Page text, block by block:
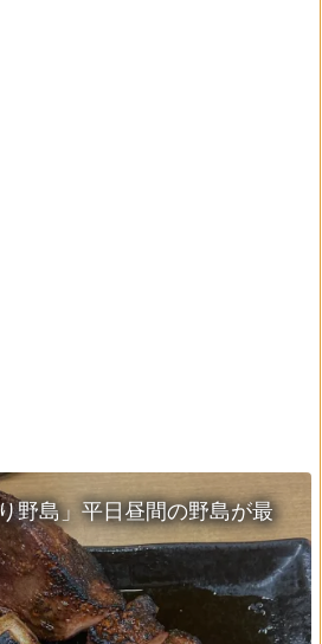
野島」平日昼間の野島が最